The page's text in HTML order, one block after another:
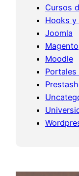
r
e
p
r
e
s
t
a
s
Cursos
Hooks y
Joomla
Magento
Moodle